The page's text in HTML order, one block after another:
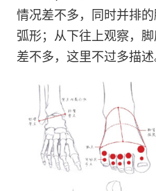
情况差不多，同时并排
弧形；从下往上观察，
差不多，这里不过多描述